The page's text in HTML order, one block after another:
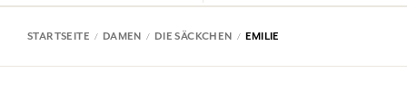
STARTSEITE DAMEN DIE SÄCKCHEN EMILIE